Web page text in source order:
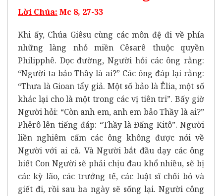
Lời Chúa: Mc 8, 27-33
Khi ấy, Chúa Giêsu cùng các môn đệ đi về phía
những làng nhỏ miền Cêsarê thuộc quyền
Philipphê. Dọc đường, Người hỏi các ông rằng:
“Người ta bảo Thầy là ai?” Các ông đáp lại rằng:
“Thưa là Gioan tẩy giả. Một số bảo là Êlia, một số
khác lại cho là một trong các vị tiên tri”. Bấy giờ
Người hỏi: “Còn anh em, anh em bảo Thầy là ai?”
Phêrô lên tiếng đáp: “Thầy là Ðấng Kitô”. Người
liền nghiêm cấm các ông không được nói về
Người với ai cả. Và Người bắt đầu dạy các ông
biết Con Người sẽ phải chịu đau khổ nhiều, sẽ bị
các kỳ lão, các trưởng tế, các luật sĩ chối bỏ và
giết đi, rồi sau ba ngày sẽ sống lại. Người công